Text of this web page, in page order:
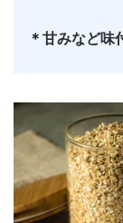
＊甘みなど味